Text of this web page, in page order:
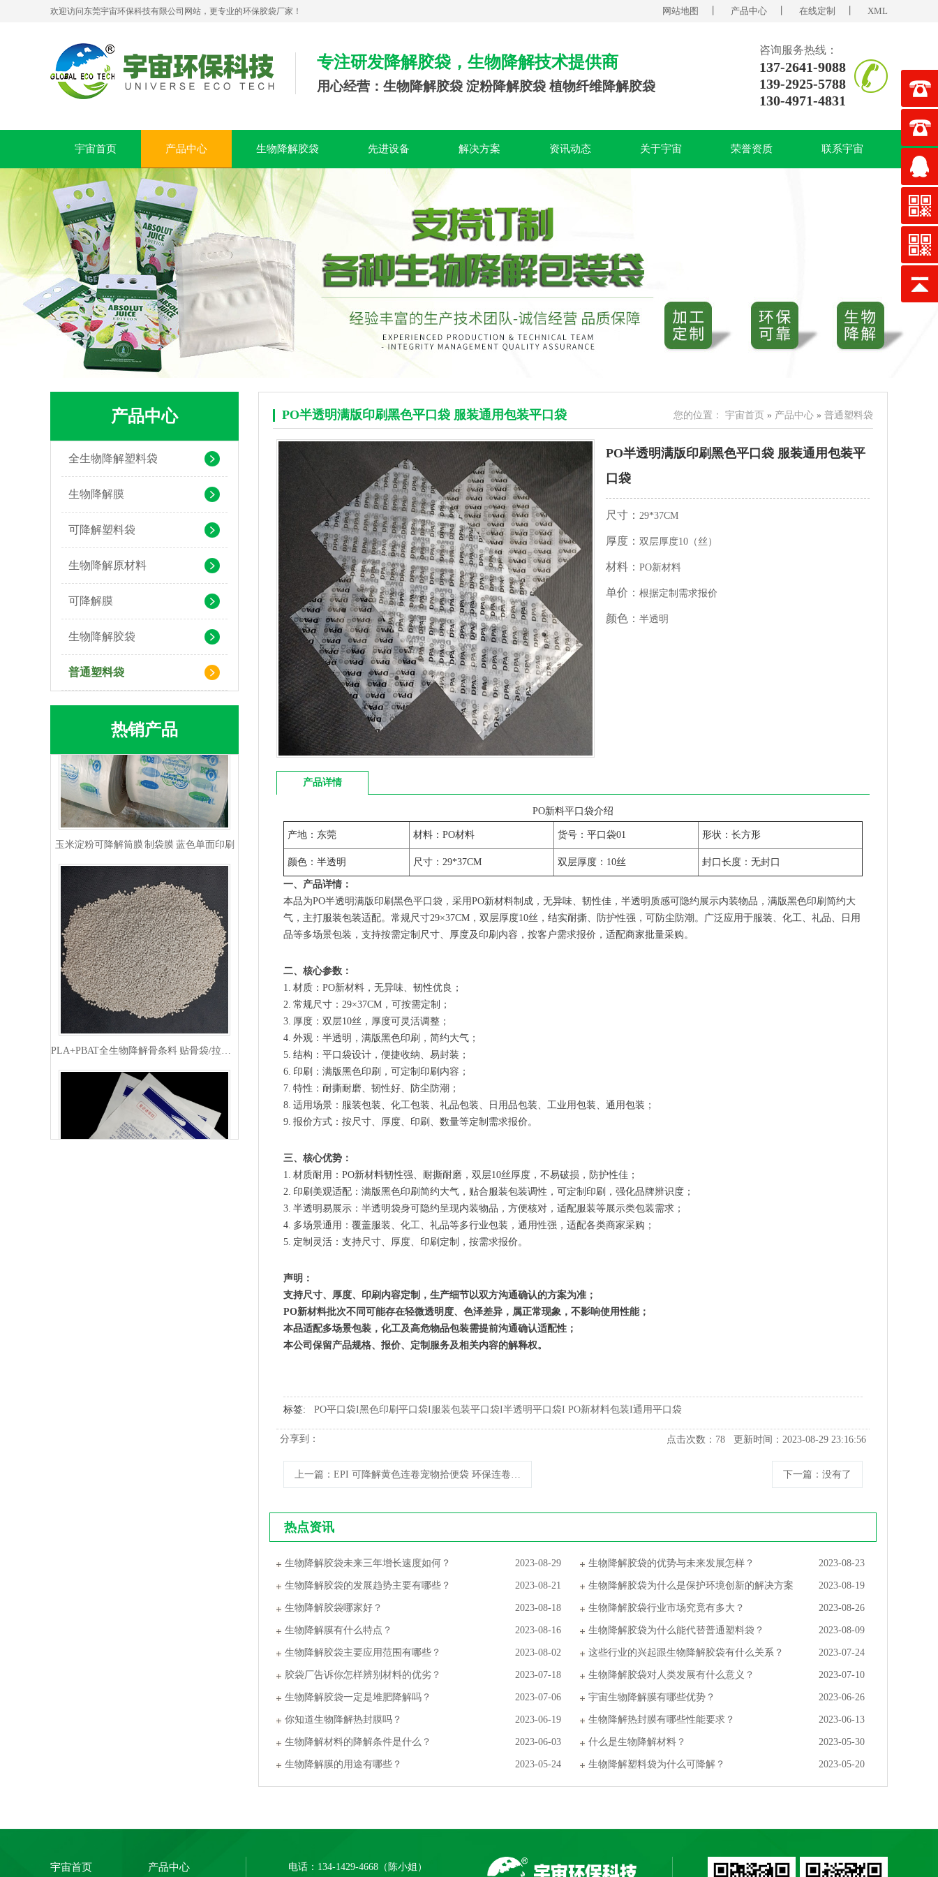
欢迎访问东莞宇宙环保科技有限公司网站，更专业的环保胶袋厂家！ 网站地图 产品中心 在线定制 XML
专注研发降解胶袋，生物降解技术提供商
用心经营：生物降解胶袋 淀粉降解胶袋 植物纤维降解胶袋
咨询服务热线：
137-2641-9088
139-2925-5788
130-4971-4831
宇宙首页 产品中心 生物降解胶袋 先进设备 解决方案 资讯动态 关于宇宙 荣誉资质 联系宇宙
产品中心
全生物降解塑料袋
生物降解膜
可降解塑料袋
生物降解原材料
可降解膜
生物降解胶袋
普通塑料袋
热销产品
pla+pbat全生物降解奶茶打包袋 手提袋外卖包装
PLA+PBAT生物降解背心袋 快餐外卖打包袋
生物降解快递袋 内黑外白三层共挤物流袋
玉米淀粉可降解筒膜 制袋膜 蓝色单面印刷
PO半透明满版印刷黑色平口袋 服装通用包装平口袋 您的位置： 宇宙首页 » 产品中心 » 普通塑料袋
PO半透明满版印刷黑色平口袋 服装通用包装平
口袋
尺寸： 29*37CM
厚度： 双层厚度10（丝）
材料： PO新材料
单价： 根据定制需求报价
颜色： 半透明
产品详情
PO新料平口袋介绍
产地：东莞 材料：PO材料 货号：平口袋01 形状：长方形
颜色：半透明 尺寸：29*37CM 双层厚度：10丝 封口长度：无封口
一、产品详情：
本品为PO半透明满版印刷黑色平口袋，采用PO新材料制成，无异味、韧性佳，半透明质感可隐约展示内装物品，满版黑色印刷简约大
气，主打服装包装适配。常规尺寸29×37CM，双层厚度10丝，结实耐撕、防护性强，可防尘防潮。广泛应用于服装、化工、礼品、日用
品等多场景包装，支持按需定制尺寸、厚度及印刷内容，按客户需求报价，适配商家批量采购。
二、核心参数：
1. 材质：PO新材料，无异味、韧性优良；
2. 常规尺寸：29×37CM，可按需定制；
3. 厚度：双层10丝，厚度可灵活调整；
4. 外观：半透明，满版黑色印刷，简约大气；
5. 结构：平口袋设计，便捷收纳、易封装；
6. 印刷：满版黑色印刷，可定制印刷内容；
7. 特性：耐撕耐磨、韧性好、防尘防潮；
8. 适用场景：服装包装、化工包装、礼品包装、日用品包装、工业用包装、通用包装；
9. 报价方式：按尺寸、厚度、印刷、数量等定制需求报价。
三、核心优势：
1. 材质耐用：PO新材料韧性强、耐撕耐磨，双层10丝厚度，不易破损，防护性佳；
2. 印刷美观适配：满版黑色印刷简约大气，贴合服装包装调性，可定制印刷，强化品牌辨识度；
3. 半透明易展示：半透明袋身可隐约呈现内装物品，方便核对，适配服装等展示类包装需求；
4. 多场景通用：覆盖服装、化工、礼品等多行业包装，通用性强，适配各类商家采购；
5. 定制灵活：支持尺寸、厚度、印刷定制，按需求报价。
声明：
支持尺寸、厚度、印刷内容定制，生产细节以双方沟通确认的方案为准；
PO新材料批次不同可能存在轻微透明度、色泽差异，属正常现象，不影响使用性能；
本品适配多场景包装，化工及高危物品包装需提前沟通确认适配性；
本公司保留产品规格、报价、定制服务及相关内容的解释权。
标签: PO平口袋I黑色印刷平口袋I服装包装平口袋I半透明平口袋I PO新材料包装I通用平口袋
分享到： 点击次数： 78 更新时间：2023-08-29 23:16:56
上一篇 ：EPI 可降解黄色连卷宠物拾便袋 环保连卷袋 便携降解垃圾袋 下一篇 ：没有了
热点资讯
2023-08-29
生物降解胶袋未来三年增长速度如何？ 2023-08-23
生物降解胶袋的优势与未来发展怎样？
2023-08-21
生物降解胶袋的发展趋势主要有哪些？ 2023-08-19
生物降解胶袋为什么是保护环境创新的解决方案
2023-08-18
生物降解胶袋哪家好？ 2023-08-26
生物降解胶袋行业市场究竟有多大？
2023-08-16
生物降解膜有什么特点？ 2023-08-09
生物降解胶袋为什么能代替普通塑料袋？
2023-08-02
生物降解胶袋主要应用范围有哪些？ 2023-07-24
这些行业的兴起跟生物降解胶袋有什么关系？
2023-07-18
胶袋厂告诉你怎样辨别材料的优劣？ 2023-07-10
生物降解胶袋对人类发展有什么意义？
2023-07-06
生物降解胶袋一定是堆肥降解吗？ 2023-06-26
宇宙生物降解膜有哪些优势？
2023-06-19
你知道生物降解热封膜吗？ 2023-06-13
生物降解热封膜有哪些性能要求？
2023-06-03
生物降解材料的降解条件是什么？ 2023-05-30
什么是生物降解材料？
2023-05-24
生物降解膜的用途有哪些？ 2023-05-20
生物降解塑料袋为什么可降解？
宇宙首页 产品中心 电话：134-1429-4668（陈小姐）